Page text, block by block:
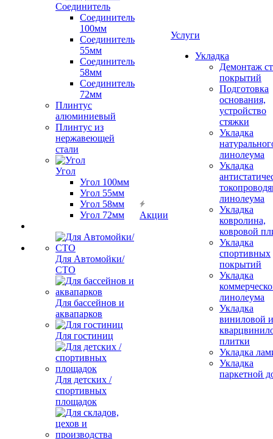
Соединитель
Соединитель
100мм
Соединитель
55мм
Соединитель
58мм
Соединитель
72мм
Плинтус
алюминиевый
Плинтус из
нержавеющей
стали
Угол
Угол 100мм
Угол 55мм
Угол 58мм
Угол 72мм
Для Автомойки/
СТО
Для бассейнов и
аквапарков
Для гостиниц
Для детских /
спортивных
площадок
Акции
Услуги
Укладка
Демонтаж
покрытий
Подготовка
основания,
устройство
стяжки
Укладка
линолеума
Укладка
линолеума
Укладка
ковролина,
ковровой
Укладка
спортивных
покрытий
Укладка
линолеума
Укладка
виниловой и
плитки
Укладка
Укладка
паркетной